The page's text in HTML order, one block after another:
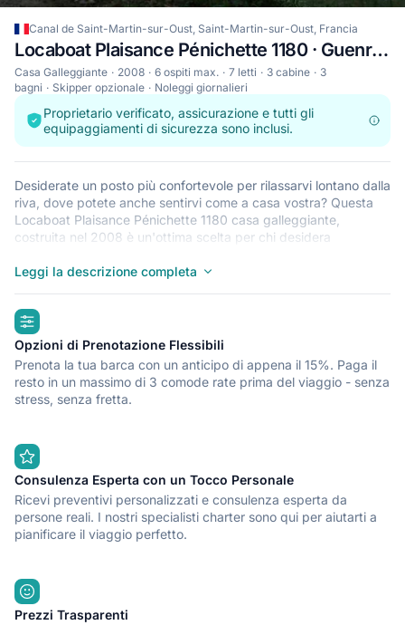
Canal de Saint-Martin-sur-Oust, Saint-Martin-sur-Oust, Francia
Locaboat Plaisance Pénichette 1180 · Guenrouet
Casa Galleggiante 2008 6 ospiti max. 7 letti 3 cabine
3
bagni
Skipper opzionale Noleggi giornalieri
Proprietario verificato, assicurazione e tutti gli
equipaggiamenti di sicurezza sono inclusi.
Desiderate un posto più confortevole per rilassarvi lontano dalla
riva, dove potete anche sentirvi come a casa vostra? Questa
Locaboat Plaisance Pénichette 1180 casa galleggiante,
costruita nel 2008 è un'ottima scelta per chi desidera
Sentite il fascino di soggiornare su una casa galleggiante in una
fino a 6 persone, questa casa galleggiante è perfetta per
crociere con amici e familiari. La Locaboat Plaisance Pénichette
1180 si trova in Canal de Saint-Martin-sur-Oust, Saint-Martin-
sur-Oust, un comodo punto di partenza per esplorare i laghi, i
fiumi o l'acqua intercostiera circostanti. Ci vediamo a bordo!
Leggi la descrizione completa
highlights
Opzioni di Prenotazione Flessibili
Prenota la tua barca con un anticipo di appena il 15%. Paga il
resto in un massimo di 3 comode rate prima del viaggio - senza
stress, senza fretta.
Consulenza Esperta con un Tocco Personale
Ricevi preventivi personalizzati e consulenza esperta da
persone reali. I nostri specialisti charter sono qui per aiutarti a
pianificare il viaggio perfetto.
Prezzi Trasparenti